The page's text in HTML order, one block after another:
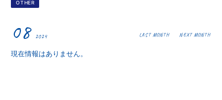
OTHER
08 2024 LAST MONTH NEXT MONTH
現在情報はありません。